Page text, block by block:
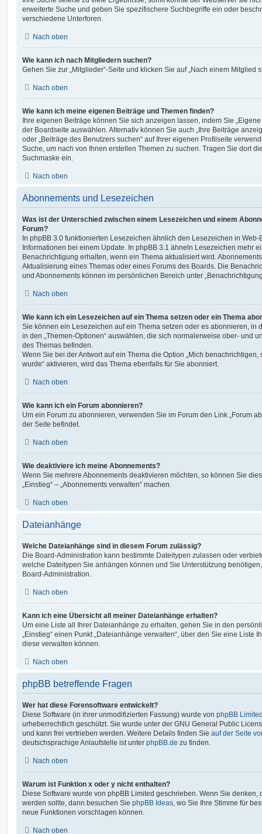
erweiterte Suche und geben Sie spezifischere Suchbegriffe ein oder
verschiedene Unterforen.
Nach oben
Wie kann ich nach Mitgliedern suchen?
Gehen Sie zur „Mitglieder“-Seite und klicken Sie auf „Nach einem Mitglied
Nach oben
Wie kann ich meine eigenen Beiträge und Themen finden?
Ihre eigenen Beiträge können Sie sich anzeigen lassen, indem Sie
der Boardseite auswählen. Alternativ können Sie auch „Ihre Beiträge
oder „Beiträge des Benutzers suchen“ auf Ihrer eigenen Profilseite
Suche, um nach von Ihnen erstellen Themen zu suchen. Tragen Sie dort
Suchmaske ein.
Nach oben
Abonnements und Lesezeichen
Was ist der Unterschied zwischen einem Lesezeichen und einem
Forum?
In phpBB 3.0 funktionierten Lesezeichen ähnlich den Lesezeichen in
Informationen bei einem Update. In phpBB 3.1 ähneln Lesezeichen mehr
Benachrichtigung erhalten, wenn ein Thema aktualisiert wird.
Aktualisierung eines Themas oder eines Forums des Boards. Die
und Abonnements können im persönlichen Bereich unter
Nach oben
Wie kann ich ein Lesezeichen auf ein Thema setzen oder ein Thema
Sie können ein Lesezeichen auf ein Thema setzen oder es abonnieren, in
in den „Themen-Optionen“ auswählen, die sich normalerweise ober- und
des Themas befinden.
Wenn Sie bei der Antwort auf ein Thema die Option „Mich
wurde“ aktivieren, wird das Thema ebenfalls für Sie abonniert.
Nach oben
Wie kann ich ein Forum abonnieren?
Um ein Forum zu abonnieren, verwenden Sie im Forum den Link „Forum
der Seite befindet.
Nach oben
Wie deaktiviere ich meine Abonnements?
Wenn Sie mehrere Abonnements deaktivieren möchten, so können Sie
„Einstieg“ – „Abonnements verwalten“ machen.
Nach oben
Dateianhänge
Welche Dateianhänge sind in diesem Forum zulässig?
Die Board-Administration kann bestimmte Dateitypen zulassen oder
welche Dateitypen Sie anhängen können und Sie Unterstützung
Board-Administration.
Nach oben
Kann ich eine Übersicht all meiner Dateianhänge erhalten?
Um eine Liste all Ihrer Dateianhänge zu erhalten, gehen Sie in den
„Einstieg“ einen Punkt „Dateianhänge verwalten“, über den Sie eine Liste
diese verwalten können.
Nach oben
phpBB betreffende Fragen
Wer hat diese Forensoftware entwickelt?
Diese Software (in ihrer unmodifizierten Fassung) wurde von phpBB
urheberrechtlich geschützt. Sie wurde unter der GNU General Public
und kann frei vertrieben werden. Weitere Details finden Sie auf der Seite
deutschsprachige Anlaufstelle ist unter phpBB.de zu finden.
Nach oben
Warum ist Funktion x oder y nicht enthalten?
Diese Software wurde von phpBB Limited geschrieben. Wenn Sie denken,
werden sollte, dann besuchen Sie phpBB Ideas , wo Sie Ihre Stimme für
neue Funktionen vorschlagen können.
Nach oben